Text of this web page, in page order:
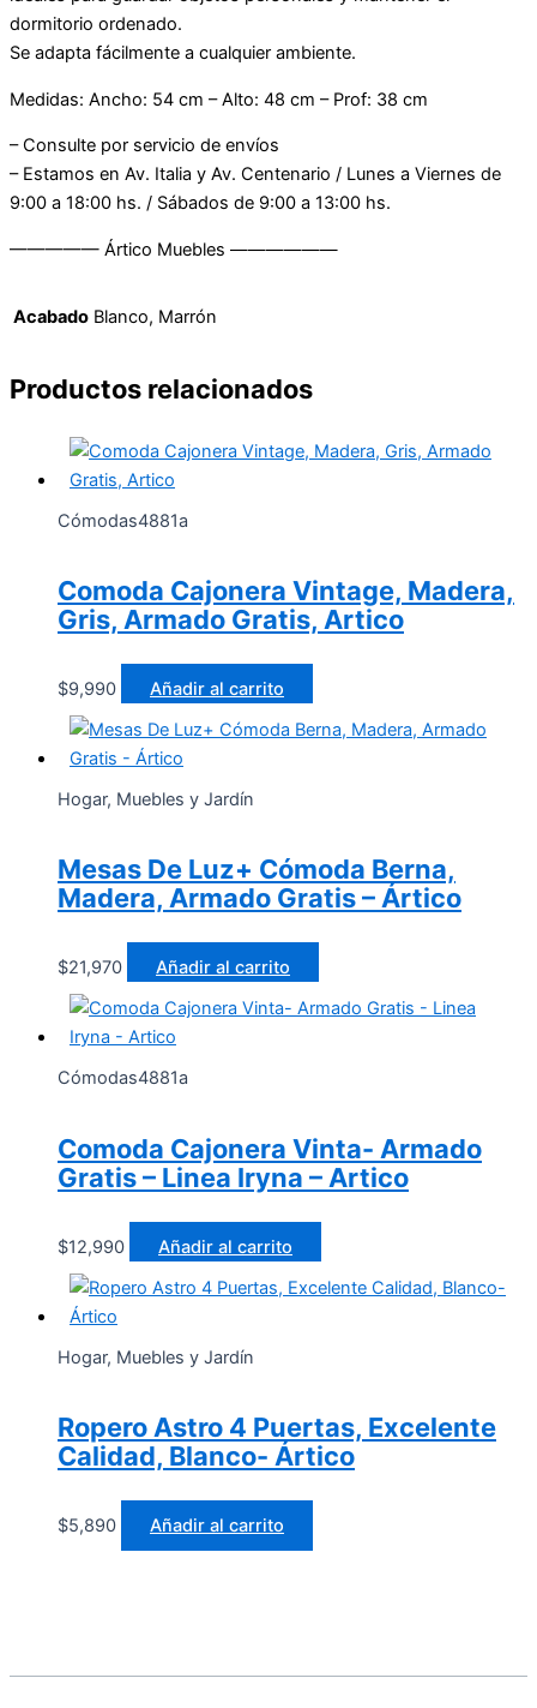
dormitorio ordenado.
Se adapta fácilmente a cualquier ambiente.
Medidas: Ancho: 54 cm – Alto: 48 cm – Prof: 38 cm
– Consulte por servicio de envíos
– Estamos en Av. Italia y Av. Centenario / Lunes a Viernes de
9:00 a 18:00 hs. / Sábados de 9:00 a 13:00 hs.
————— Ártico Muebles ——————
Acabado Blanco, Marrón
Productos relacionados
Cómodas4881a
Comoda Cajonera Vintage, Madera,
Gris, Armado Gratis, Artico
$9,990 Añadir al carrito
Hogar, Muebles y Jardín
Mesas De Luz+ Cómoda Berna,
Madera, Armado Gratis – Ártico
$21,970 Añadir al carrito
Cómodas4881a
Comoda Cajonera Vinta- Armado
Gratis – Linea Iryna – Artico
$12,990 Añadir al carrito
Hogar, Muebles y Jardín
Ropero Astro 4 Puertas, Excelente
Calidad, Blanco- Ártico
$5,890 Añadir al carrito